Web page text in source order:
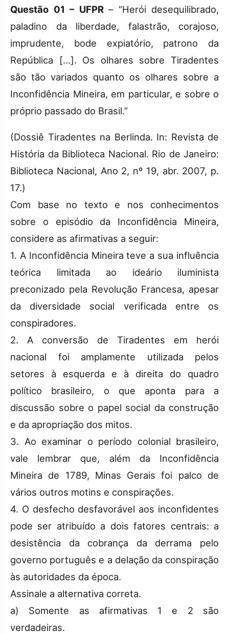
Questão 01 – UFPR – “Herói desequilibrado,
paladino da liberdade, falastrão, corajoso,
imprudente, bode expiatório, patrono da
República […]. Os olhares sobre Tiradentes
são tão variados quanto os olhares sobre a
Inconfidência Mineira, em particular, e sobre o
próprio passado do Brasil.”
(Dossiê Tiradentes na Berlinda. In: Revista de
História da Biblioteca Nacional. Rio de Janeiro:
Biblioteca Nacional, Ano 2, nº 19, abr. 2007, p.
17.)
Com base no texto e nos conhecimentos
sobre o episódio da Inconfidência Mineira,
considere as afirmativas a seguir:
1. A Inconfidência Mineira teve a sua influência
teórica limitada ao ideário iluminista
preconizado pela Revolução Francesa, apesar
da diversidade social verificada entre os
conspiradores.
2. A conversão de Tiradentes em herói
nacional foi amplamente utilizada pelos
setores à esquerda e à direita do quadro
político brasileiro, o que aponta para a
discussão sobre o papel social da construção
e da apropriação dos mitos.
3. Ao examinar o período colonial brasileiro,
vale lembrar que, além da Inconfidência
Mineira de 1789, Minas Gerais foi palco de
vários outros motins e conspirações.
4. O desfecho desfavorável aos inconfidentes
pode ser atribuído a dois fatores centrais: a
desistência da cobrança da derrama pelo
governo português e a delação da conspiração
às autoridades da época.
Assinale a alternativa correta.
a) Somente as afirmativas 1 e 2 são
verdadeiras.